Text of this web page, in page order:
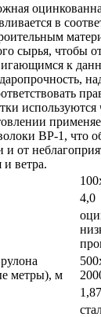
в
сырья, чтобы
к
ВР-1, что
и от
ветра.
4,0
метры), м
1,87